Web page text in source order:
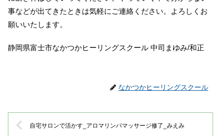
事などが出てきたときは気軽にご連絡ください。よろしくお
願いいたします。
静岡県富士市なかつかヒーリングスクール 中司まゆみ/和正
なかつかヒーリングスクール
自宅サロンで活かす_アロマリンパマッサージ修了_みえみ